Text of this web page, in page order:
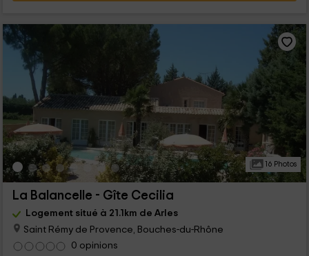
16 Photos
La Balancelle - Gîte Cecilia
Logement situé à 21.1km de Arles
Saint Rémy de Provence, Bouches-du-Rhône
0 opinions